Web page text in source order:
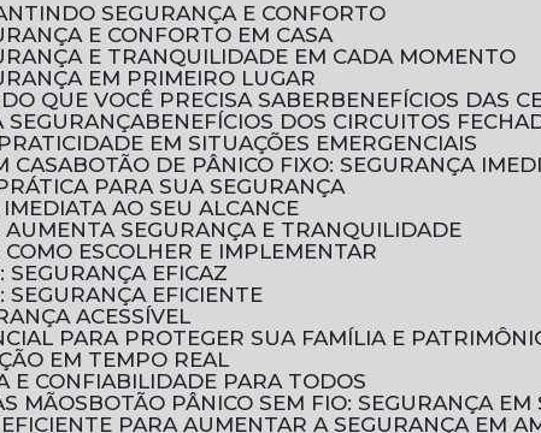
SEGURANÇA E CONFORTO
E CONFORTO EM CASA
E TRANQUILIDADE EM CADA MOMENTO
EM PRIMEIRO LUGAR
QUE VOCÊ PRECISA SABER
BENEFÍCIOS DAS
SEGURANÇA
BENEFÍCIOS DOS CIRCUITOS
EM SITUAÇÕES EMERGENCIAIS
CASA
BOTÃO DE PÂNICO FIXO: SEGURANÇA
PARA SUA SEGURANÇA
AO SEU ALCANCE
AUMENTA SEGURANÇA E TRANQUILIDADE
ESCOLHER E IMPLEMENTAR
SEGURANÇA EFICAZ
SEGURANÇA EFICIENTE
ACESSÍVEL
PARA PROTEGER SUA FAMÍLIA E
EM TEMPO REAL
E CONFIABILIDADE PARA TODOS
MÃOS
BOTÃO PÂNICO SEM FIO: SEGURANÇA